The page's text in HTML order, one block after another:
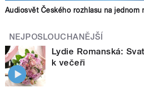
Audiosvět Českého rozhlasu na jednom
NEJPOSLOUCHANĚJŠÍ
Lydie Romanská:
k večeři